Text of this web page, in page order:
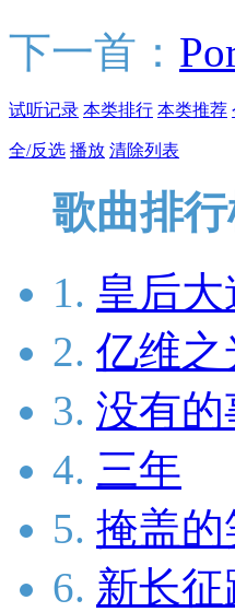
下一首：
试听记录 本类排行 本类推荐
全/反选 播放 清除列表
歌曲排
1. 皇后
2. 亿维之
3. 没有的
4. 三年
5. 掩盖的
6. 新长征